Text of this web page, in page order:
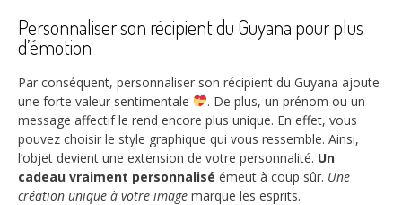
Personnaliser son récipient du Guyana pour plus
d’émotion
Par conséquent, personnaliser son récipient du Guyana ajoute
une forte valeur sentimentale
. De plus, un prénom ou un
message affectif le rend encore plus unique. En effet, vous
pouvez choisir le style graphique qui vous ressemble. Ainsi,
l’objet devient une extension de votre personnalité. Un
cadeau vraiment personnalisé émeut à coup sûr. Une
création unique à votre image marque les esprits.